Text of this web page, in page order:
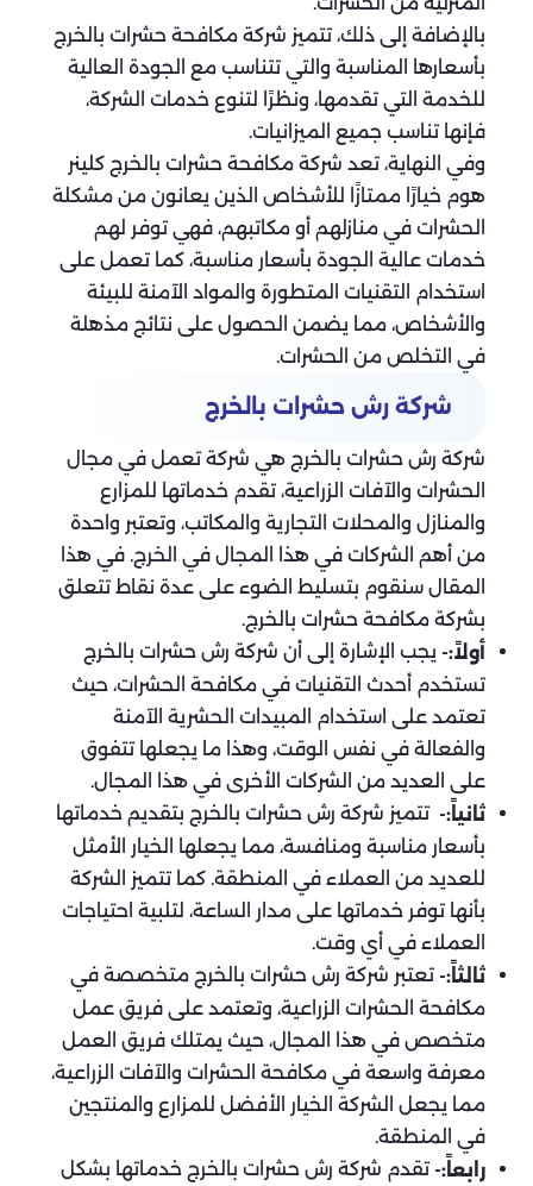
بالإضافة إلى ذلك، تتميز شركة مكافحة حشرات بالخرج
بأسعارها المناسبة والتي تتناسب مع الجودة العالية
للخدمة التي تقدمها، ونظرًا لتنوع خدمات الشركة،
فإنها تناسب جميع الميزانيات.
وفي النهاية، تعد شركة مكافحة حشرات بالخرج كلينر
هوم خيارًا ممتازًا للأشخاص الذين يعانون من مشكلة
الحشرات في منازلهم أو مكاتبهم، فهي توفر لهم
خدمات عالية الجودة بأسعار مناسبة، كما تعمل على
استخدام التقنيات المتطورة والمواد الآمنة للبيئة
والأشخاص، مما يضمن الحصول على نتائج مذهلة
في التخلص من الحشرات.
شركة رش حشرات بالخرج
شركة رش حشرات بالخرج هي شركة تعمل في مجال
الحشرات والآفات الزراعية، تقدم خدماتها للمزارع
والمنازل والمحلات التجارية والمكاتب، وتعتبر واحدة
من أهم الشركات في هذا المجال في الخرج. في هذا
المقال سنقوم بتسليط الضوء على عدة نقاط تتعلق
بشركة مكافحة حشرات بالخرج.
أولاً:- يجب الإشارة إلى أن شركة رش حشرات بالخرج
تستخدم أحدث التقنيات في مكافحة الحشرات، حيث
تعتمد على استخدام المبيدات الحشرية الآمنة
والفعالة في نفس الوقت، وهذا ما يجعلها تتفوق
على العديد من الشركات الأخرى في هذا المجال.
ثانياً:- تتميز شركة رش حشرات بالخرج بتقديم خدماتها
بأسعار مناسبة ومنافسة، مما يجعلها الخيار الأمثل
للعديد من العملاء في المنطقة. كما تتميز الشركة
بأنها توفر خدماتها على مدار الساعة، لتلبية احتياجات
العملاء في أي وقت.
ثالثاً:- تعتبر شركة رش حشرات بالخرج متخصصة في
مكافحة الحشرات الزراعية، وتعتمد على فريق عمل
متخصص في هذا المجال، حيث يمتلك فريق العمل
معرفة واسعة في مكافحة الحشرات والآفات الزراعية،
مما يجعل الشركة الخيار الأفضل للمزارع والمنتجين
في المنطقة.
رابعاً:- تقدم شركة رش حشرات بالخرج خدماتها بشكل